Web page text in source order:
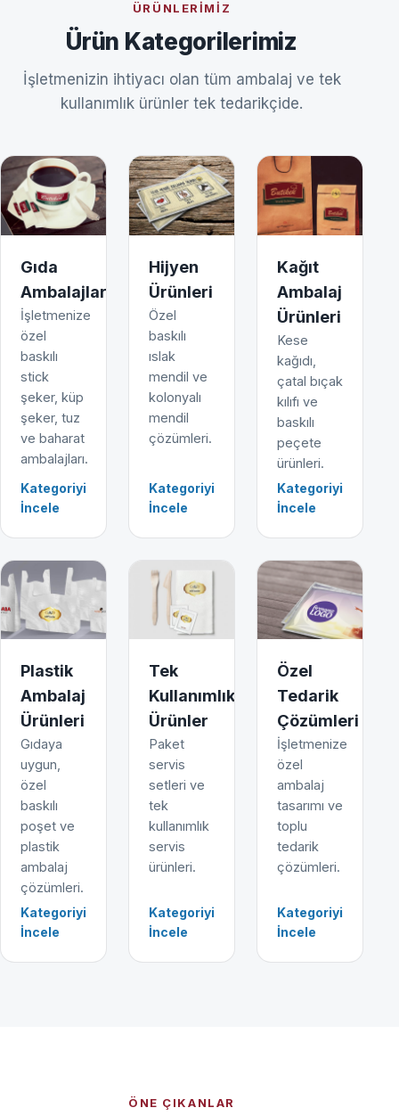
ÜRÜNLERIMIZ
Ürün Kategorilerimiz
İşletmenizin ihtiyacı olan tüm ambalaj ve tek
kullanımlık ürünler tek tedarikçide.
Gıda
Ambalajları
İşletmenize
özel
baskılı
stick
şeker, küp
şeker, tuz
ve baharat
ambalajları.
Kategoriyi
İncele
Hijyen
Ürünleri
Özel
baskılı
ıslak
mendil ve
kolonyalı
mendil
çözümleri.
Kategoriyi
İncele
Kağıt
Ambalaj
Ürünleri
Kese
kağıdı,
çatal bıçak
kılıfı ve
baskılı
peçete
ürünleri.
Kategoriyi
İncele
Plastik
Ambalaj
Ürünleri
Gıdaya
uygun,
özel
baskılı
poşet ve
plastik
ambalaj
çözümleri.
Kategoriyi
İncele
Tek
Kullanımlık
Ürünler
Paket
servis
setleri ve
tek
kullanımlık
servis
ürünleri.
Kategoriyi
İncele
Özel
Tedarik
Çözümleri
İşletmenize
özel
ambalaj
tasarımı ve
toplu
tedarik
çözümleri.
Kategoriyi
İncele
ÖNE ÇIKANLAR